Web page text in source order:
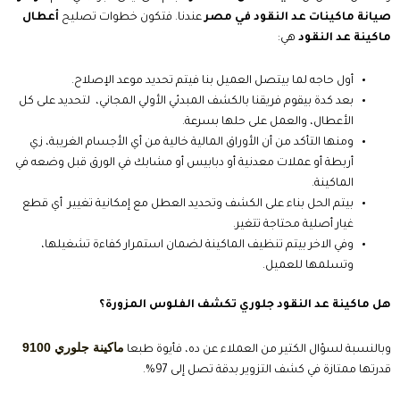
صيانة ماكينات عد النقود في مصرعندنا. فتكون خطوات تصليح أعطال
ماكينة عد النقود هي:
أول حاجه لما بيتصل العميل بنا فيتم تحديد موعد الإصلاح.
بعد كدة بيقوم فريقنا بالكشف المبدئي الأولي المجاني، لتحديد على كل
الأعطال، والعمل على حلها بسرعة.
ومنها التأكد من أن الأوراق المالية خالية من أي الأجسام الغريبة، زي
أربطة أو عملات معدنية أو دبابيس أو مشابك في الورق قبل وضعه في
الماكينة.
بيتم الحل بناء على الكشف وتحديد العطل مع إمكانية تغيير أي قطع
غيار أصلية محتاجة تتغير.
وفي الاخر بيتم تنظيف الماكينة لضمان استمرار كفاءة تشغيلها،
وتسلمها للعميل.
هل ماكينة عد النقود جلوري تكشف الفلوس المزورة؟
وبالنسبة لسؤال الكتير من العملاء عن ده، فأيوة طبعا ماكينة جلوري 9100
قدرتها ممتازة في كشف التزوير بدقة تصل إلى 97%.